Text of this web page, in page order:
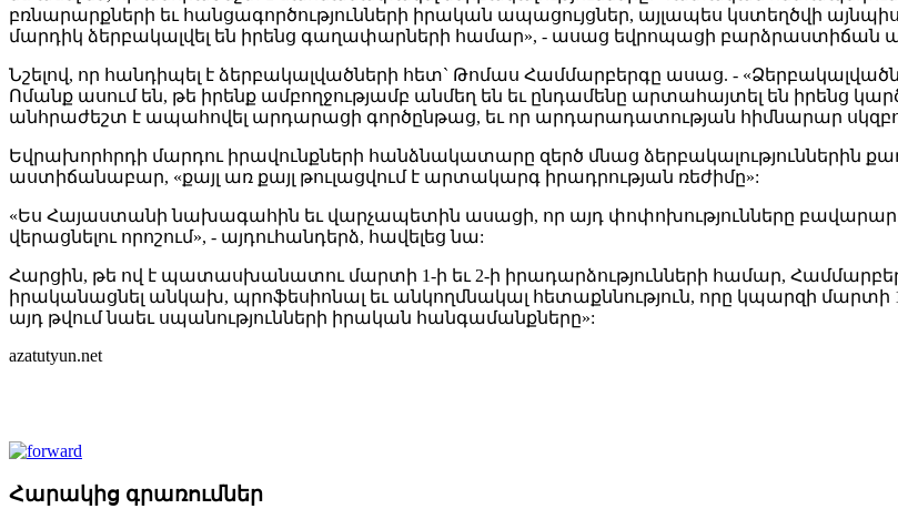
բռնարարքների եւ հանցագործությունների իրական ապացույցներ, այլապես կստեղծվի
մարդիկ ձերբակալվել են իրենց գաղափարների համար», - ասաց եվրոպացի բարձրաստիճան
Նշելով, որ հանդիպել է ձերբակալվածների հետ` Թոմաս Համմարբերգը ասաց. -
Ոմանք ասում են, թե իրենք ամբողջությամբ անմեղ են եւ ընդամենը արտահայտել են իրենց
անհրաժեշտ է ապահովել արդարացի գործընթաց, եւ որ արդարադատության հիմնարար
Եվրախորհրդի մարդու իրավունքների հանձնակատարը զերծ մնաց ձերբակալություններին
աստիճանաբար, «քայլ առ քայլ թուլացվում է արտակարգ իրադրության ռեժիմը»:
«Ես Հայաստանի նախագահին եւ վարչապետին ասացի, որ այդ փոփոխությունները բավարար
վերացնելու որոշում», - այդուհանդերձ, հավելեց նա:
Հարցին, թե ով է պատասխանատու մարտի 1-ի եւ 2-ի իրադարձությունների համար,
իրականացնել անկախ, պրոֆեսիոնալ եւ անկողմնակալ հետաքննություն, որը կպարզի մարտի
այդ թվում նաեւ սպանությունների իրական հանգամանքները»:
azatutyun.net
Հարակից գրառումներ